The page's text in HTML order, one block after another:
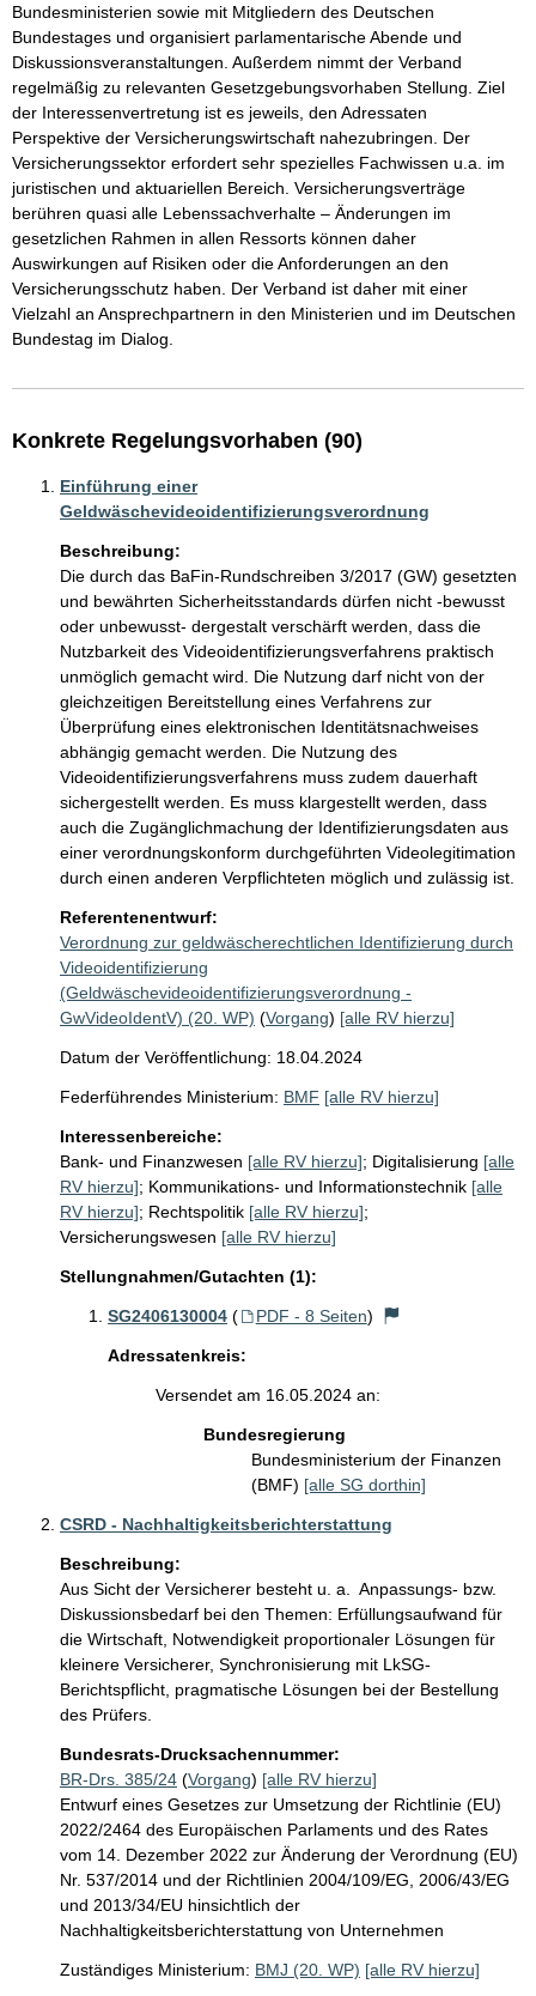
Bundesministerien sowie mit Mitgliedern des Deutschen
Bundestages und organisiert parlamentarische Abende und
Diskussionsveranstaltungen. Außerdem nimmt der Verband
regelmäßig zu relevanten Gesetzgebungsvorhaben Stellung. Ziel
der Interessenvertretung ist es jeweils, den Adressaten
Perspektive der Versicherungswirtschaft nahezubringen. Der
Versicherungssektor erfordert sehr spezielles Fachwissen u.a. im
juristischen und aktuariellen Bereich. Versicherungsverträge
berühren quasi alle Lebenssachverhalte – Änderungen im
gesetzlichen Rahmen in allen Ressorts können daher
Auswirkungen auf Risiken oder die Anforderungen an den
Versicherungsschutz haben. Der Verband ist daher mit einer
Vielzahl an Ansprechpartnern in den Ministerien und im Deutschen
Bundestag im Dialog.
Konkrete Regelungsvorhaben (90)
Einführung einer
Geldwäschevideoidentifizierungsverordnung
Beschreibung:
Die durch das BaFin-Rundschreiben 3/2017 (GW) gesetzten
und bewährten Sicherheitsstandards dürfen nicht -bewusst
oder unbewusst- dergestalt verschärft werden, dass die
Nutzbarkeit des Videoidentifizierungsverfahrens praktisch
unmöglich gemacht wird. Die Nutzung darf nicht von der
gleichzeitigen Bereitstellung eines Verfahrens zur
Überprüfung eines elektronischen Identitätsnachweises
abhängig gemacht werden. Die Nutzung des
Videoidentifizierungsverfahrens muss zudem dauerhaft
sichergestellt werden. Es muss klargestellt werden, dass
auch die Zugänglichmachung der Identifizierungsdaten aus
einer verordnungskonform durchgeführten Videolegitimation
durch einen anderen Verpflichteten möglich und zulässig ist.
Referentenentwurf:
Verordnung zur geldwäscherechtlichen Identifizierung durch
Videoidentifizierung
(Geldwäschevideoidentifizierungsverordnung -
GwVideoIdentV) (20. WP) (Vorgang) [alle RV hierzu]
Datum der Veröffentlichung: 18.04.2024
Federführendes Ministerium: BMF [alle RV hierzu]
Interessenbereiche:
Bank- und Finanzwesen [alle RV hierzu]; Digitalisierung [alle
RV hierzu]; Kommunikations- und Informationstechnik [alle
RV hierzu]; Rechtspolitik [alle RV hierzu];
Versicherungswesen [alle RV hierzu]
Stellungnahmen/Gutachten (1):
SG2406130004 ( PDF - 8 Seiten)
Adressatenkreis:
Versendet am 16.05.2024 an:
Bundesregierung
Bundesministerium der Finanzen
(BMF) [alle SG dorthin]
CSRD - Nachhaltigkeitsberichterstattung
Beschreibung:
Aus Sicht der Versicherer besteht u. a.  Anpassungs- bzw.
Diskussionsbedarf bei den Themen: Erfüllungsaufwand für
die Wirtschaft, Notwendigkeit proportionaler Lösungen für
kleinere Versicherer, Synchronisierung mit LkSG-
Berichtspflicht, pragmatische Lösungen bei der Bestellung
des Prüfers.
Bundesrats-Drucksachennummer:
BR-Drs. 385/24 (Vorgang) [alle RV hierzu]
Entwurf eines Gesetzes zur Umsetzung der Richtlinie (EU)
2022/2464 des Europäischen Parlaments und des Rates
vom 14. Dezember 2022 zur Änderung der Verordnung (EU)
Nr. 537/2014 und der Richtlinien 2004/109/EG, 2006/43/EG
und 2013/34/EU hinsichtlich der
Nachhaltigkeitsberichterstattung von Unternehmen
Zuständiges Ministerium: BMJ (20. WP) [alle RV hierzu]